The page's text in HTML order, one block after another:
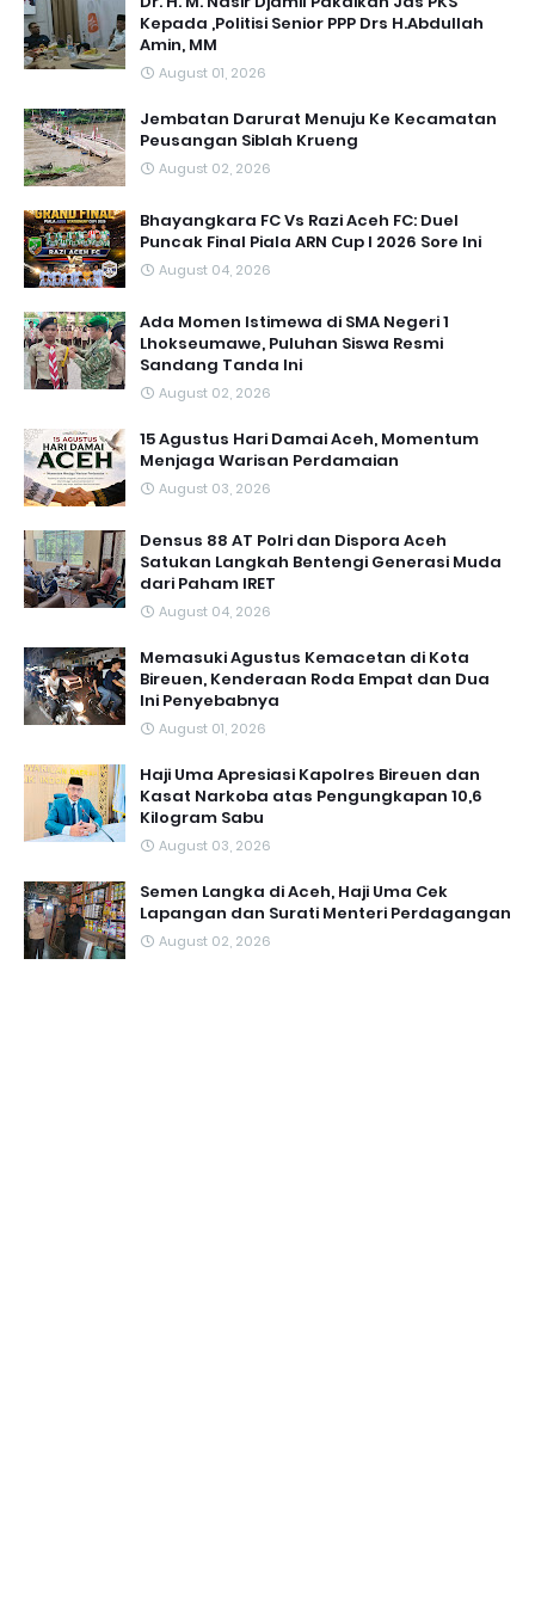
Kepada ,Politisi Senior PPP Drs H.Abdullah
Amin, MM
August 01, 2026
Jembatan Darurat Menuju Ke Kecamatan
Peusangan Siblah Krueng
August 02, 2026
Bhayangkara FC Vs Razi Aceh FC: Duel
Puncak Final Piala ARN Cup I 2026 Sore Ini
August 04, 2026
Ada Momen Istimewa di SMA Negeri 1
Lhokseumawe, Puluhan Siswa Resmi
Sandang Tanda Ini
August 02, 2026
15 Agustus Hari Damai Aceh, Momentum
Menjaga Warisan Perdamaian
August 03, 2026
Densus 88 AT Polri dan Dispora Aceh
Satukan Langkah Bentengi Generasi Muda
dari Paham IRET
August 04, 2026
Memasuki Agustus Kemacetan di Kota
Bireuen, Kenderaan Roda Empat dan Dua
Ini Penyebabnya
August 01, 2026
Haji Uma Apresiasi Kapolres Bireuen dan
Kasat Narkoba atas Pengungkapan 10,6
Kilogram Sabu
August 03, 2026
Semen Langka di Aceh, Haji Uma Cek
Lapangan dan Surati Menteri Perdagangan
August 02, 2026